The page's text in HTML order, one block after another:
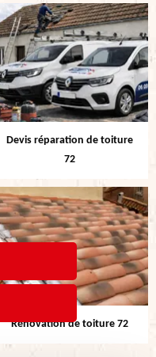
Devis réparation de toiture
72
Rénovation de toiture 72